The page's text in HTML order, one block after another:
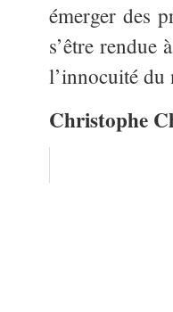
émerger des
s’être rendue
l’innocuité du
Christophe